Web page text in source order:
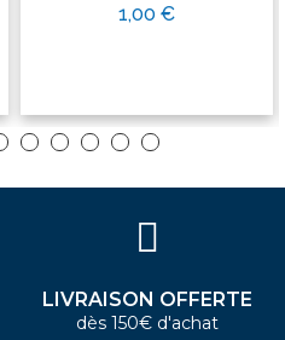
1,00 €
LIVRAISON OFFERTE
dès 150€ d'achat